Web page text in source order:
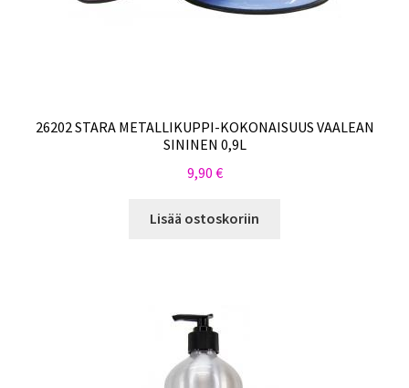
26202 STARA METALLIKUPPI-KOKONAISUUS VAALEAN
SININEN 0,9L
9,90 €
Lisää ostoskoriin